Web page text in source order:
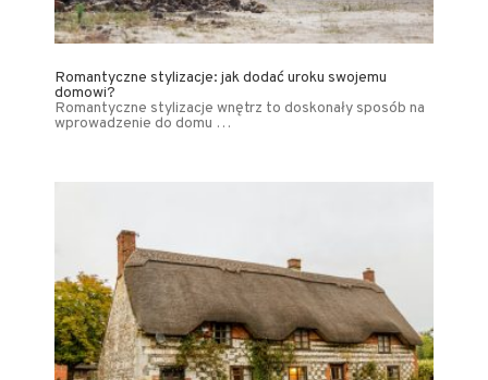
Romantyczne stylizacje: jak dodać uroku swojemu
domowi?
Romantyczne stylizacje wnętrz to doskonały sposób na
wprowadzenie do domu …